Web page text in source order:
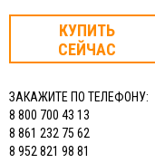
КУПИТЬ
СЕЙЧАС
ЗАКАЖИТЕ ПО ТЕЛЕФОНУ:
8 800 700 43 13
8 861 232 75 62
8 952 821 98 81